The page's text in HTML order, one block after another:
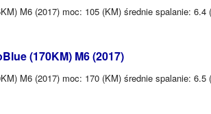
M6 (2017) moc: 105 (KM) średnie spalanie: 6.4
(170KM) M6 (2017)
M6 (2017) moc: 170 (KM) średnie spalanie: 6.5